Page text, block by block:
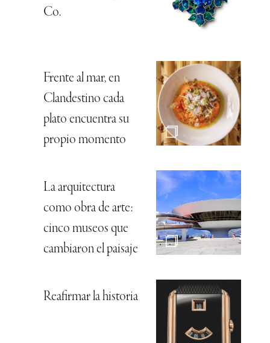
Co.
Frente al mar, en
Clandestino cada
plato encuentra su
propio momento
La arquitectura
como obra de arte:
cinco museos que
cambiaron el paisaje
Reafirmar la historia